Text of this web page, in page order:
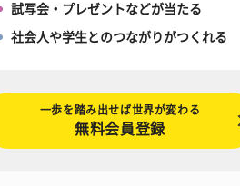
試写会・プレゼントなどが当たる
社会人や学生とのつながりがつくれる
一歩を踏み出せば世界が変わる
無料会員登録